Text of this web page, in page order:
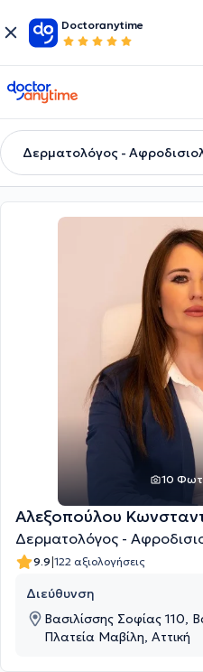
Doctoranytime
doctoranytime
Δερματολόγος -
10
Αλεξοπούλου
Δερματολόγος -
9.9|122 αξιολογήσεις
Διεύθυνση
Βασιλίσσης Σοφίας 110,
Πλατεία Μαβίλη, Αττική